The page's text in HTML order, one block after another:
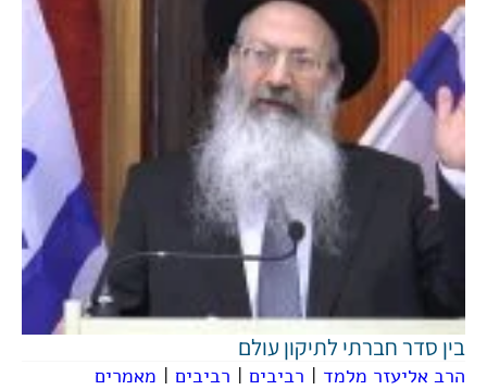
בין סדר חברתי לתיקון עולם
הרב אליעזר מלמד | רביבים | רביבים | מאמרים